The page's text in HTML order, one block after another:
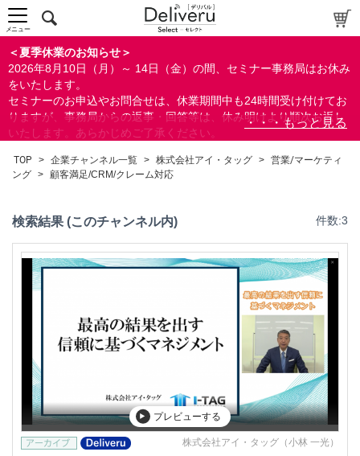
＜夏季休業のお知らせ＞
2026年8月10日（月）～ 14日（金）の間、セミナー事務局はお休み
をいたします。
セミナーのお申込やお問合せは、休業期間中も24時間受け付けてお
りますが、事務局からの返事・回答等は、休み明けより順次お返し
いたします。あらかじめご了承ください。
ができます。
メニュー
TOP > 企業チャンネル一覧 > 株式会社アイ・タッグ > 営業/マーケティ
ング > 顧客満足/CRM/クレーム対応
検索結果 (このチャンネル内) 件数:3
プレビューする
株式会社アイ・タッグ（小林 一光）